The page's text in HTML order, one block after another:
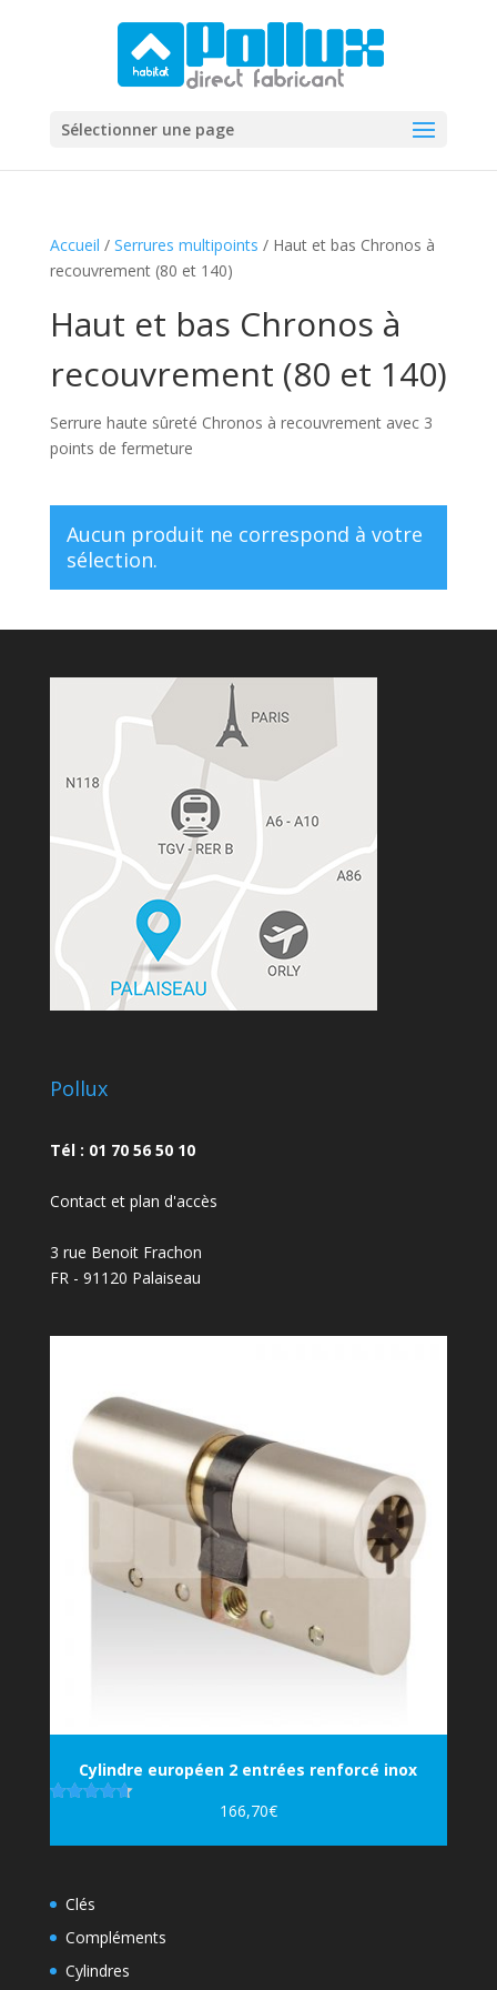
Sélectionner une page
Accueil / Serrures multipoints / Haut et bas Chronos à
recouvrement (80 et 140)
Haut et bas Chronos à
recouvrement (80 et 140)
Serrure haute sûreté Chronos à recouvrement avec 3
points de fermeture
Aucun produit ne correspond à votre
sélection.
Pollux
Tél : 01 70 56 50 10
Contact et plan d'accès
3 rue Benoit Frachon
FR - 91120 Palaiseau
Cylindre européen 2 entrées renforcé inox
166,70€
Clés
Compléments
Cylindres